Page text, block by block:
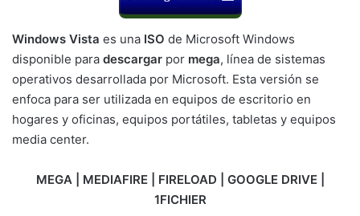
Windows Vista es una ISO de Microsoft Windows
disponible para descargar por mega, línea de sistemas
operativos desarrollada por Microsoft. Esta versión se
enfoca para ser utilizada en equipos de escritorio en
hogares y oficinas, equipos portátiles, tabletas y equipos
media center.
MEGA | MEDIAFIRE | FIRELOAD | GOOGLE DRIVE |
1FICHIER